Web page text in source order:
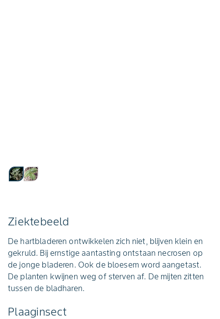
Ziektebeeld
De hartbladeren ontwikkelen zich niet, blijven klein en
gekruld. Bij ernstige aantasting ontstaan necrosen op
de jonge bladeren. Ook de bloesem word aangetast.
De planten kwijnen weg of sterven af. De mijten zitten
tussen de bladharen.
Plaaginsect